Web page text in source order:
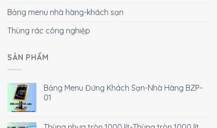
Bảng menu nhà hàng-khách sạn
Thùng rác công nghiệp
SẢN PHẨM
Bảng Menu Đứng Khách Sạn-Nhà Hàng BZP-
01